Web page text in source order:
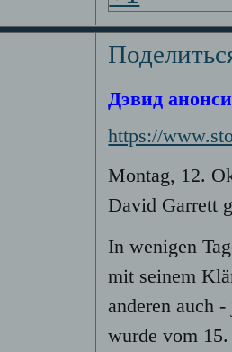
Дэвид
https://
Montag, 12.
David Garrett
In wenigen
mit seinem
anderen auch
wurde vom